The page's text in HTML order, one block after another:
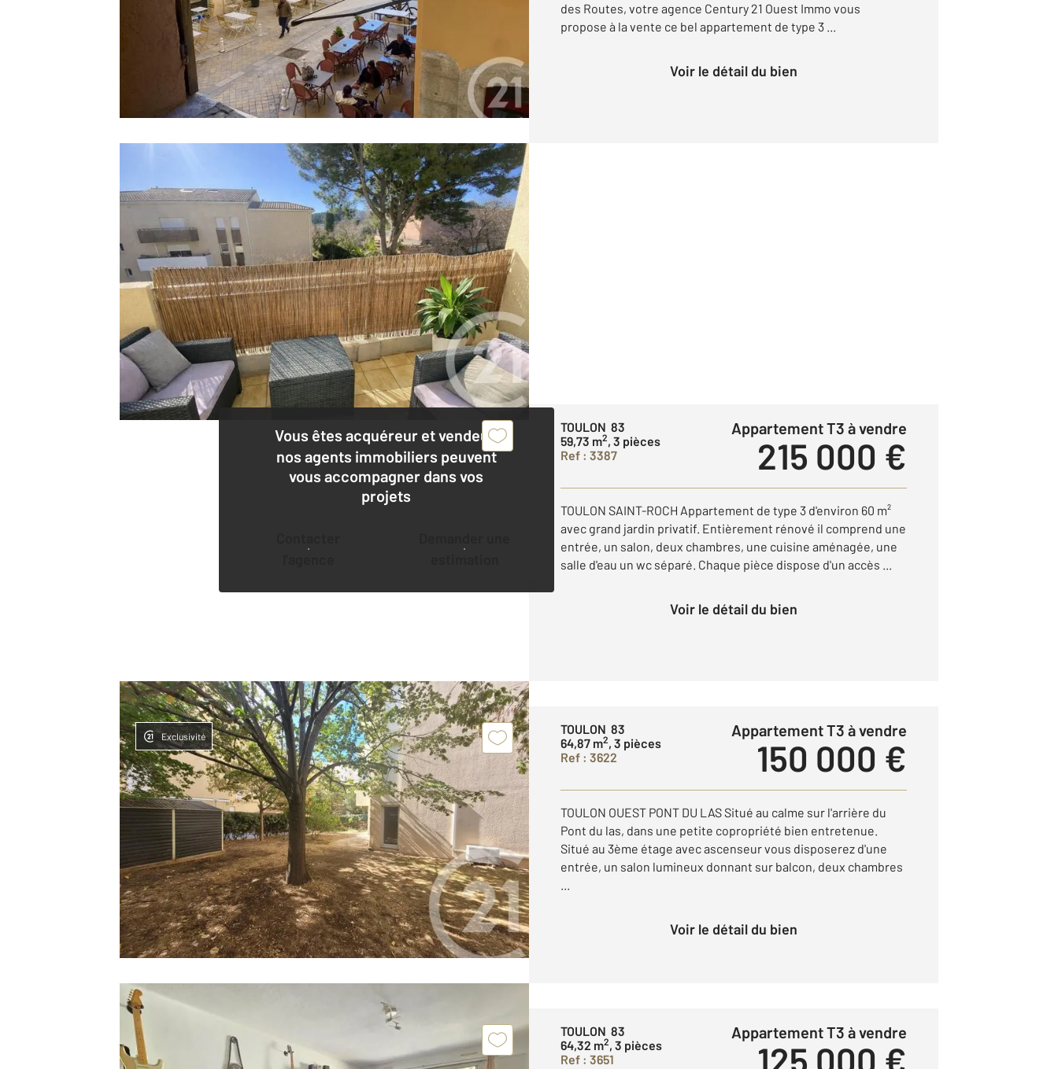
des Routes, votre agence Century 21 Ouest Immo vous
propose à la vente ce bel appartement de type 3 ...
Voir le détail du bien
Vous êtes acquéreur et vendeur,
nos agents immobiliers peuvent
vous accompagner dans vos
projets
TOULON 83
59,73 m2, 3 pièces
Ref : 3387
Appartement T3 à vendre
215 000 €
TOULON SAINT-ROCH Appartement de type 3 d'environ 60 m²
avec grand jardin privatif. Entièrement rénové il comprend une
entrée, un salon, deux chambres, une cuisine aménagée, une
salle d'eau un wc séparé. Chaque pièce dispose d'un accès ...
Voir le détail du bien
Exclusivité
TOULON 83
64,87 m2, 3 pièces
Ref : 3622
Appartement T3 à vendre
150 000 €
TOULON OUEST PONT DU LAS Situé au calme sur l'arrière du
Pont du las, dans une petite copropriété bien entretenue.
Situé au 3ème étage avec ascenseur vous disposerez d'une
entrée, un salon lumineux donnant sur balcon, deux chambres
...
Voir le détail du bien
TOULON 83
64,32 m2, 3 pièces
Ref : 3651
Appartement T3 à vendre
125 000 €